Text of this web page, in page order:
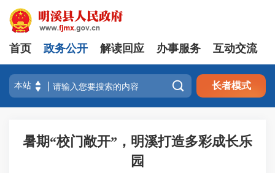
首页 政务公开 解读回应 办事服务 互动交流
 长者模式
暑期“校门敞开”，明溪打造多彩成长乐
园